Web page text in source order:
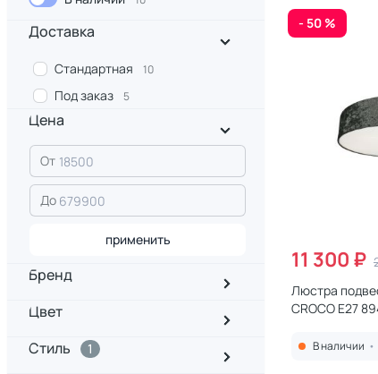
Доставка
Стандартная 10
Под заказ 5
Цена
От
До
применить
Бренд
Цвет
Стиль
1
- 50 %
11 300 ₽
Люстра
CROCO E27
В наличии •